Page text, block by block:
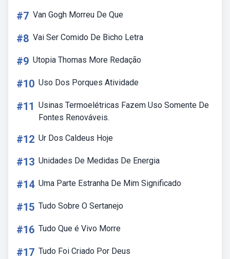
#7 Van Gogh Morreu De Que
#8 Vai Ser Comido De Bicho Letra
#9 Utopia Thomas More Redação
#10 Uso Dos Porques Atividade
#11 Usinas Termoelétricas Fazem Uso Somente De
Fontes Renováveis.
#12 Ur Dos Caldeus Hoje
#13 Unidades De Medidas De Energia
#14 Uma Parte Estranha De Mim Significado
#15 Tudo Sobre O Sertanejo
#16 Tudo Que é Vivo Morre
#17 Tudo Foi Criado Por Deus